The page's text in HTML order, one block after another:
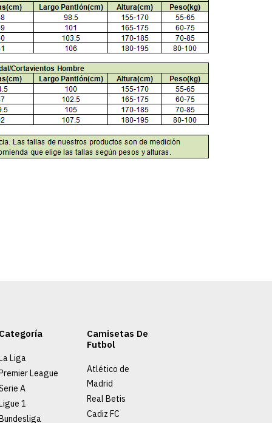
Liga
League
A
1
Camisetas De
Futbol
Atlético de
Madrid
Real Betis
Cadiz FC